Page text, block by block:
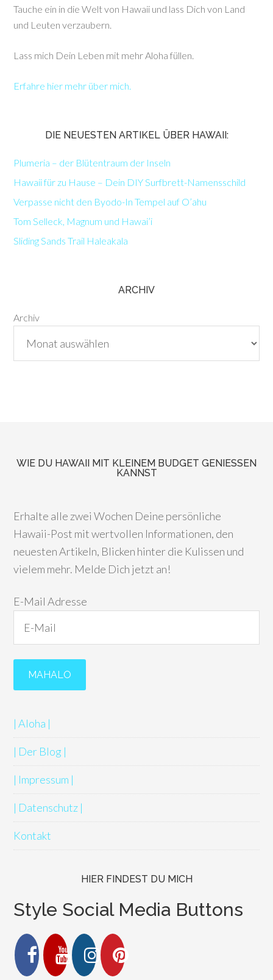
Tauche ein in die Welt von Hawaii und lass Dich von Land
und Leuten verzaubern.
Lass mich Dein Leben mit mehr Aloha füllen.
Erfahre hier mehr über mich.
DIE NEUESTEN ARTIKEL ÜBER HAWAII:
Plumeria – der Blütentraum der Inseln
Hawaii für zu Hause – Dein DIY Surfbrett-Namensschild
Verpasse nicht den Byodo-In Tempel auf O’ahu
Tom Selleck, Magnum und Hawai’i
Sliding Sands Trail Haleakala
ARCHIV
Archiv
WIE DU HAWAII MIT KLEINEM BUDGET GENIESSEN K
ANNST
Erhalte alle zwei Wochen Deine persönliche
Hawaii-Post mit wertvollen Informationen, den
neuesten Artikeln, Blicken hinter die Kulissen und
vielem mehr. Melde Dich jetzt an!
E-Mail Adresse
| Aloha |
| Der Blog |
| Impressum |
| Datenschutz |
Kontakt
HIER FINDEST DU MICH
Style Social Media Buttons